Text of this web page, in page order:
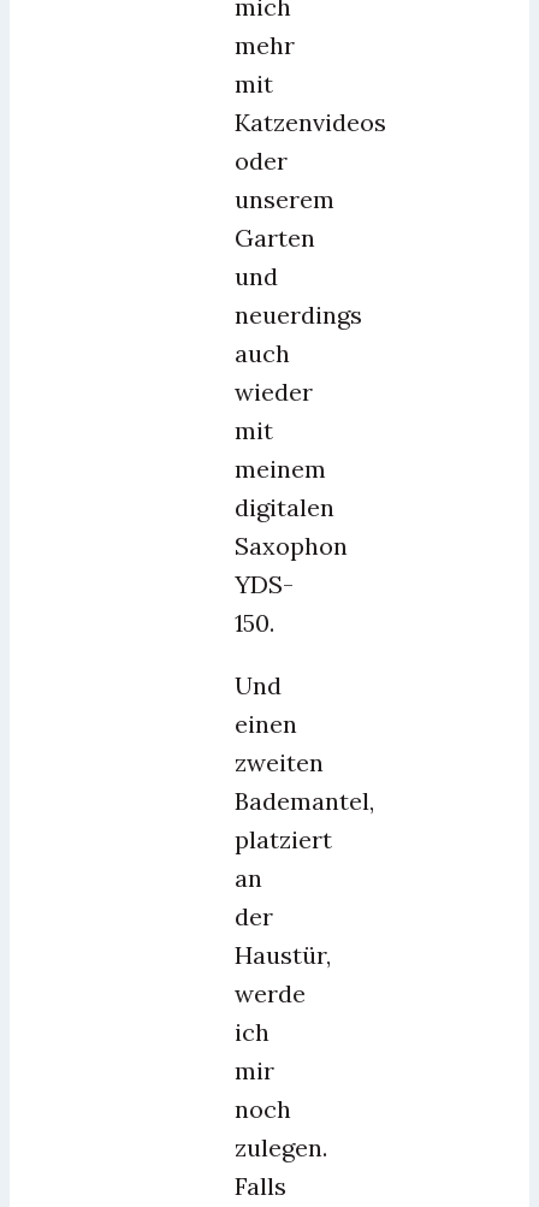
mich
mehr
mit
Katzenvideos
oder
unserem
Garten
und
neuerdings
auch
wieder
mit
meinem
digitalen
Saxophon
YDS-
150.
Und
einen
zweiten
Bademantel,
platziert
an
der
Haustür,
werde
ich
mir
noch
zulegen.
Falls